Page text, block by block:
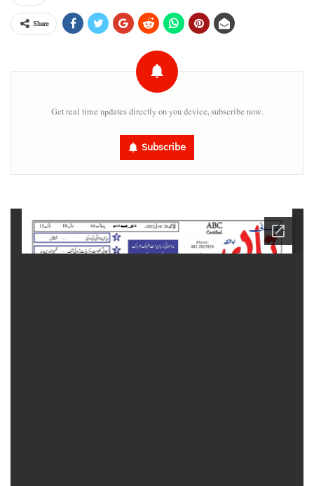
Share
Get real time updates directly on you device, subscribe now.
Subscribe